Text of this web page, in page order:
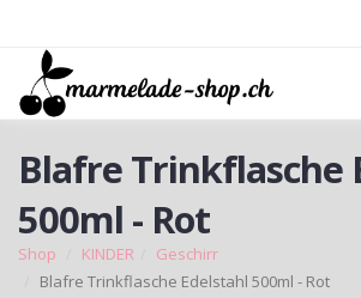
Blafre Trinkflasche
500ml - Rot
Shop KINDER
Geschirr
Blafre Trinkflasche Edelstahl 500ml - Rot